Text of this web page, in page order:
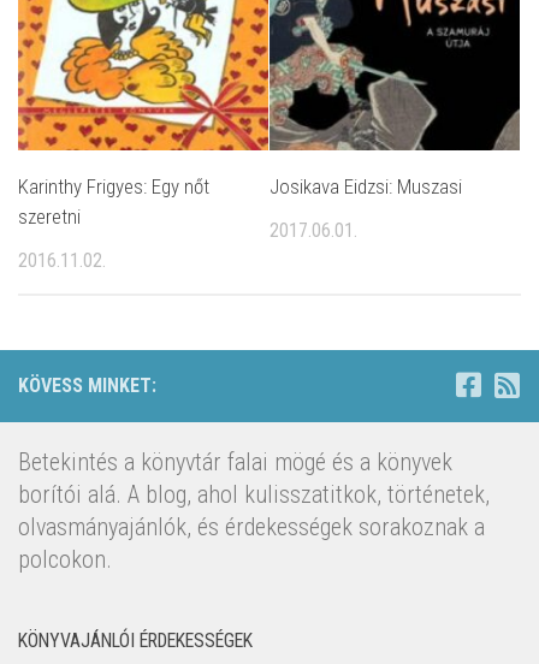
Karinthy Frigyes: Egy nőt
szeretni
2016.11.02.
Josikava Eidzsi: Muszasi
2017.06.01.
KÖVESS MINKET:
Betekintés a könyvtár falai mögé és a könyvek
borítói alá. A blog, ahol kulisszatitkok, történetek,
olvasmányajánlók, és érdekességek sorakoznak a
polcokon.
KÖNYVAJÁNLÓI ÉRDEKESSÉGEK